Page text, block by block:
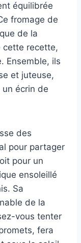
équilibrée
fromage de
de la
cette recette,
Ensemble, ils
et juteuse,
écrin de
des
pour partager
pour un
ensoleillé
Sa
de la
vous tenter
fera